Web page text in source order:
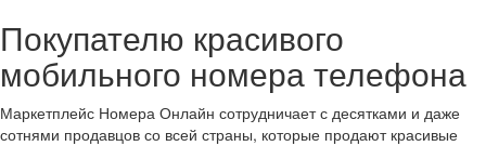
Покупателю красивого
мобильного номера телефона
Маркетплейс Номера Онлайн сотрудничает с десятками и даже
сотнями продавцов со всей страны, которые продают красивые